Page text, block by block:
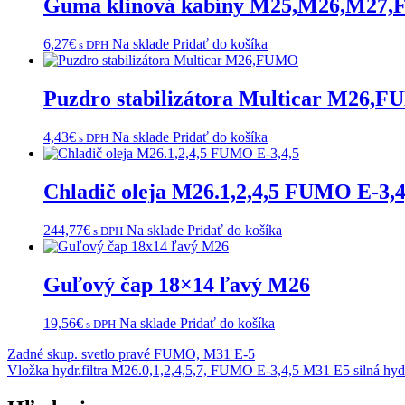
Guma klinová kabíny
6,27€ s DPH Na sklade Pridať do košíka
Puzdro stabilizátora Multicar
4,43€ s DPH Na sklade Pridať do košíka
Chladič oleja M26.1,2,4,5 FUMO E-
244,77€ s DPH Na sklade Pridať do košíka
Guľový čap 18×14 ľavý M26
19,56€ s DPH Na sklade Pridať do košíka
Navigácia
v
Zadné skup. svetlo pravé FUMO, M31 E-5
Vložka hydr.filtra M26.0,1,2,4,5,7, FUMO E-3,4,5 M31 E5 silná